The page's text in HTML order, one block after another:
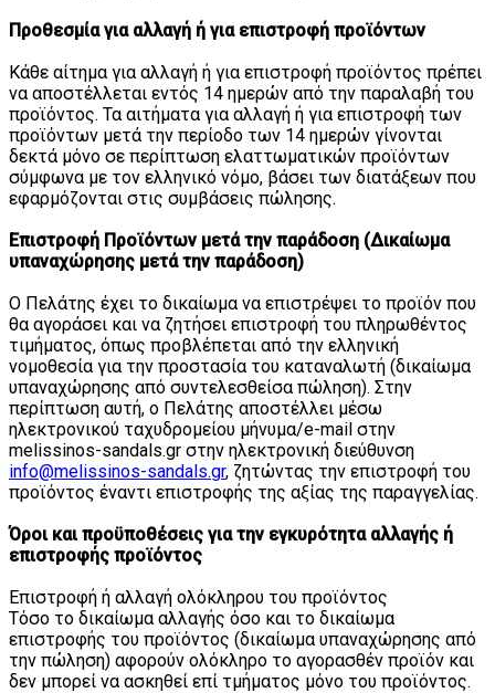
Προθεσμία για αλλαγή ή για επιστροφή προϊόντων
Κάθε αίτημα για αλλαγή ή για επιστροφή προϊόντος πρέπει
να αποστέλλεται εντός 14 ημερών από την παραλαβή του
προϊόντος. Τα αιτήματα για αλλαγή ή για επιστροφή των
προϊόντων μετά την περίοδο των 14 ημερών γίνονται
δεκτά μόνο σε περίπτωση ελαττωματικών προϊόντων
σύμφωνα με τον ελληνικό νόμο, βάσει των διατάξεων που
εφαρμόζονται στις συμβάσεις πώλησης.
Επιστροφή Προϊόντων μετά την παράδοση (Δικαίωμα
υπαναχώρησης μετά την παράδοση)
Ο Πελάτης έχει το δικαίωμα να επιστρέψει το προϊόν που
θα αγοράσει και να ζητήσει επιστροφή του πληρωθέντος
τιμήματος, όπως προβλέπεται από την ελληνική
νομοθεσία για την προστασία του καταναλωτή (δικαίωμα
υπαναχώρησης από συντελεσθείσα πώληση). Στην
περίπτωση αυτή, ο Πελάτης αποστέλλει μέσω
ηλεκτρονικού ταχυδρομείου μήνυμα/e-mail στην
melissinos-sandals.gr στην ηλεκτρονική διεύθυνση
info@melissinos-sandals.gr, ζητώντας την επιστροφή του
προϊόντος έναντι επιστροφής της αξίας της παραγγελίας.
Όροι και προϋποθέσεις για την εγκυρότητα αλλαγής ή
επιστροφής προϊόντος
Επιστροφή ή αλλαγή ολόκληρου του προϊόντος
Τόσο το δικαίωμα αλλαγής όσο και το δικαίωμα
επιστροφής του προϊόντος (δικαίωμα υπαναχώρησης από
την πώληση) αφορούν ολόκληρο το αγορασθέν προϊόν και
δεν μπορεί να ασκηθεί επί τμήματος μόνο του προϊόντος.